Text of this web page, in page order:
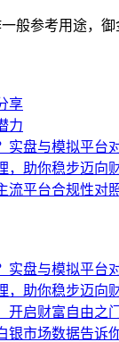
般参考用途，
享
力
实盘与模拟平台
，助你稳步迈向
流平台合规性对
实盘与模拟平台
，助你稳步迈向
启财富自由之门
银市场数据告诉